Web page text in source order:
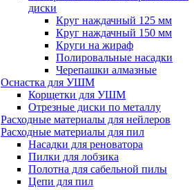
диски
Круг наждачный 125 мм
Круг наждачный 150 мм
Круги на жираф
Полировальные насадки
Черепашки алмазные
Оснастка для УШМ
Корщетки для УШМ
Отрезные диски по металлу
Расходные материалы для нейлеров
Расходные материалы для пил
Насадки для реноватора
Пилки для лобзика
Полотна для сабельной пилы
Цепи для пил